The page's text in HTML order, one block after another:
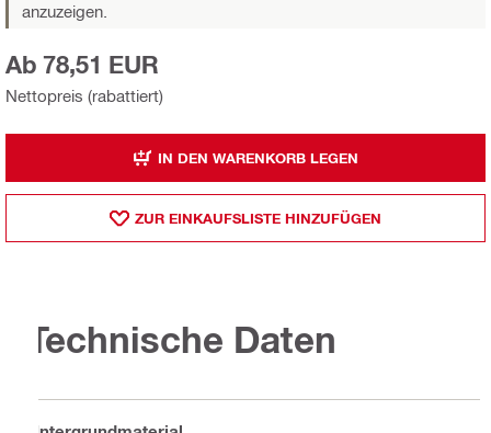
anzuzeigen.
Nettopreis (rabattiert)
Ab 78,51 EUR
IN DEN WARENKORB LEGEN
ZUR EINKAUFSLISTE HINZUFÜGEN
Technische Daten